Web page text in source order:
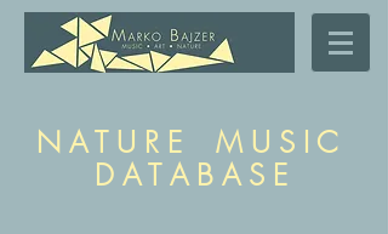
N A T U R E M U S I C
D A T A B A S E